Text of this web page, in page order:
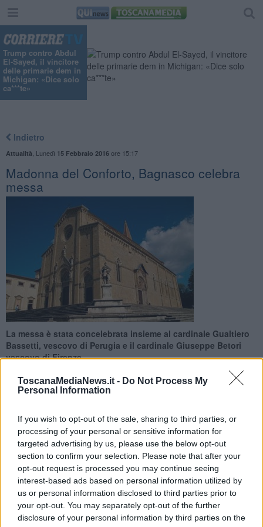
ToscanaMediaNews.it - Do Not Process My
Personal Information
If you wish to opt-out of the sale, sharing to third parties, or
processing of your personal or sensitive information for
targeted advertising by us, please use the below opt-out
section to confirm your selection. Please note that after your
opt-out request is processed you may continue seeing
interest-based ads based on personal information utilized by
us or personal information disclosed to third parties prior to
your opt-out. You may separately opt-out of the further
disclosure of your personal information by third parties on the
Trump contro Abdul
El-Sayed, il vincitore
delle primarie dem in
Michigan: «Dice solo
ca***te»
Indietro
Attualità Lunedì 15 Febbraio 2016ore 15:17
Madonna del Conforto, Bagnasco celebra
messa
La messa è stata concelebrata insieme al cardinale Gualtiero
Bassetti, vescovo di Perugia e il cardinale Giuseppe Betori
vescovo di Firenze
AREZZO —"Nessun luogo, neppure il più piccolo è troppo piccolo
per ospitare Dio" – con queste parole il presidente della
Conferenza episcopale dei vescovi italianiAngelo Bagnasco ha
aperto l'omeliadella messa pontificale della Madonna del Conforto
in Cattedrale, dove il culto dell'immaginetta che salvò lacittà dal
terremoto nel 1796 è molto sentito.
Davanti ai fedeli e ad un duomo gremito,Bagnasco ha
improntato la sua omeliasul valore della fede, l'importanza di